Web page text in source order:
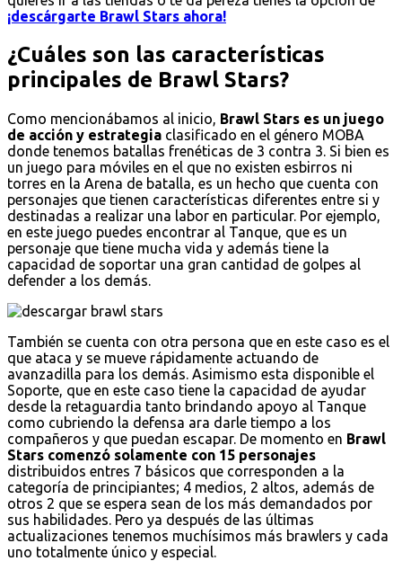
¡descárgarte Brawl Stars ahora!
¿Cuáles son las características
principales de Brawl Stars?
Como mencionábamos al inicio, Brawl Stars es un juego
de acción y estrategia clasificado en el género MOBA
donde tenemos batallas frenéticas de 3 contra 3. Si bien es
un juego para móviles en el que no existen esbirros ni
torres en la Arena de batalla, es un hecho que cuenta con
personajes que tienen características diferentes entre si y
destinadas a realizar una labor en particular. Por ejemplo,
en este juego puedes encontrar al Tanque, que es un
personaje que tiene mucha vida y además tiene la
capacidad de soportar una gran cantidad de golpes al
defender a los demás.
También se cuenta con otra persona que en este caso es el
que ataca y se mueve rápidamente actuando de
avanzadilla para los demás. Asimismo esta disponible el
Soporte, que en este caso tiene la capacidad de ayudar
desde la retaguardia tanto brindando apoyo al Tanque
como cubriendo la defensa ara darle tiempo a los
compañeros y que puedan escapar. De momento en Brawl
Stars comenzó solamente con 15 personajes
distribuidos entres 7 básicos que corresponden a la
categoría de principiantes; 4 medios, 2 altos, además de
otros 2 que se espera sean de los más demandados por
sus habilidades. Pero ya después de las últimas
actualizaciones tenemos muchísimos más brawlers y cada
uno totalmente único y especial.